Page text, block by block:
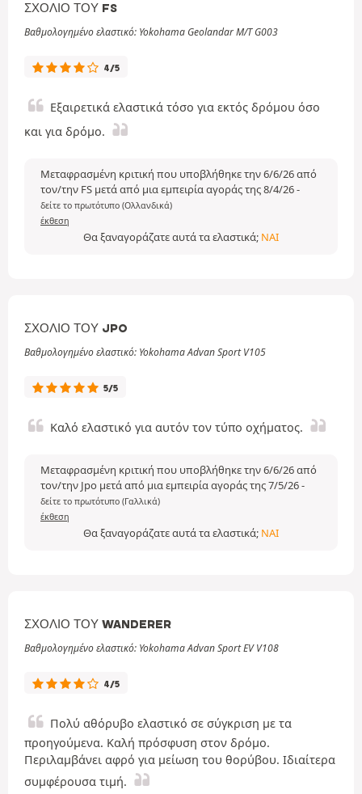
ΣΧΌΛΙΟ ΤΟΥ FS
Βαθμολογημένο ελαστικό: Yokohama Geolandar M/T G003
4/5
Εξαιρετικά ελαστικά τόσο για εκτός δρόμου όσο
και για δρόμο.
Μεταφρασμένη κριτική που υποβλήθηκε την 6/6/26 από
τον/την FS μετά από μια εμπειρία αγοράς της 8/4/26-
δείτε το πρωτότυπο (Ολλανδικά)
έκθεση
Θα ξαναγοράζατε αυτά τα ελαστικά; ΝΑΙ
ΣΧΌΛΙΟ ΤΟΥ JPO
Βαθμολογημένο ελαστικό: Yokohama Advan Sport V105
5/5
Καλό ελαστικό για αυτόν τον τύπο οχήματος.
Μεταφρασμένη κριτική που υποβλήθηκε την 6/6/26 από
τον/την Jpo μετά από μια εμπειρία αγοράς της 7/5/26-
δείτε το πρωτότυπο (Γαλλικά)
έκθεση
Θα ξαναγοράζατε αυτά τα ελαστικά; ΝΑΙ
ΣΧΌΛΙΟ ΤΟΥ WANDERER
Βαθμολογημένο ελαστικό: Yokohama Advan Sport EV V108
4/5
Πολύ αθόρυβο ελαστικό σε σύγκριση με τα
προηγούμενα. Καλή πρόσφυση στον δρόμο.
Περιλαμβάνει αφρό για μείωση του θορύβου. Ιδιαίτερα
συμφέρουσα τιμή.